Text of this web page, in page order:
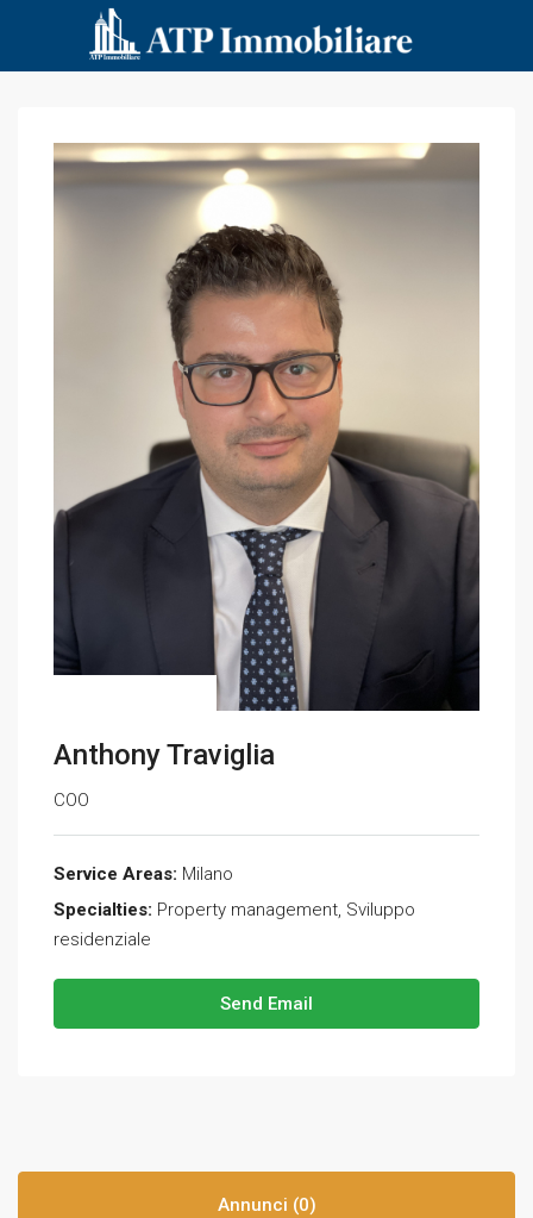
Anthony Traviglia
COO
Service Areas: Milano
Specialties: Property management, Sviluppo
residenziale
Send Email
Annunci (0)